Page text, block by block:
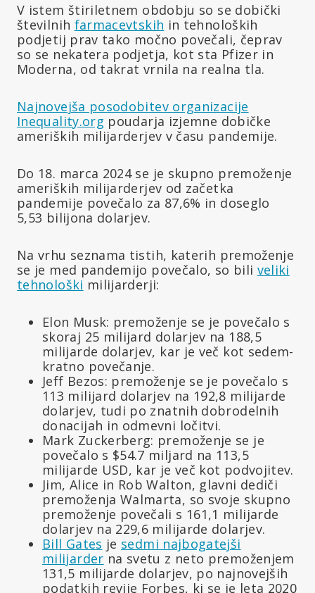
V istem štiriletnem obdobju so se dobički
številnih farmacevtskih in tehnoloških
podjetij prav tako močno povečali, čeprav
so se nekatera podjetja, kot sta Pfizer in
Moderna, od takrat vrnila na realna tla.
Najnovejša posodobitev organizacije
Inequality.org poudarja izjemne dobičke
ameriških milijarderjev v času pandemije.
Do 18. marca 2024 se je skupno premoženje
ameriških milijarderjev od začetka
pandemije povečalo za 87,6% in doseglo
5,53 bilijona dolarjev.
Na vrhu seznama tistih, katerih premoženje
se je med pandemijo povečalo, so bili veliki
tehnološki milijarderji:
Elon Musk: premoženje se je povečalo s
skoraj 25 milijard dolarjev na 188,5
milijarde dolarjev, kar je več kot sedem-
kratno povečanje.
Jeff Bezos: premoženje se je povečalo s
113 milijard dolarjev na 192,8 milijarde
dolarjev, tudi po znatnih dobrodelnih
donacijah in odmevni ločitvi.
Mark Zuckerberg: premoženje se je
povečalo s $54.7 miljard na 113,5
milijarde USD, kar je več kot podvojitev.
Jim, Alice in Rob Walton, glavni dediči
premoženja Walmarta, so svoje skupno
premoženje povečali s 161,1 milijarde
dolarjev na 229,6 milijarde dolarjev.
Bill Gates je sedmi najbogatejši
milijarder na svetu z neto premoženjem
131,5 milijarde dolarjev, po najnovejših
podatkih revije Forbes, ki se je leta 2020